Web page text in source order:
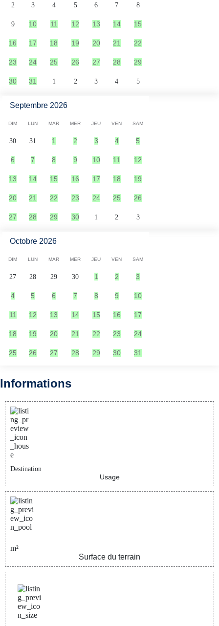
2 3 4 5 6 7 8
9 10 11 12 13 14 15
16 17 18 19 20 21 22
23 24 25 26 27 28 29
30 31 1 2 3 4 5
Septembre 2026
DIM LUN MAR MER JEU VEN SAM
30 31 1 2 3 4 5
6 7 8 9 10 11 12
13 14 15 16 17 18 19
20 21 22 23 24 25 26
27 28 29 30 1 2 3
Octobre 2026
DIM LUN MAR MER JEU VEN SAM
27 28 29 30 1 2 3
4 5 6 7 8 9 10
11 12 13 14 15 16 17
18 19 20 21 22 23 24
25 26 27 28 29 30 31
Informations
Destination
Usage
m²
Surface du terrain